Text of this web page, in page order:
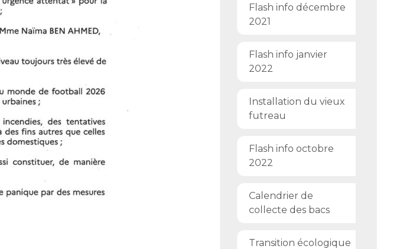
Flash info décembre
2021
Flash info janvier
2022
Installation du vieux
futreau
Flash info octobre
2022
Calendrier de
collecte des bacs
Transition écologique